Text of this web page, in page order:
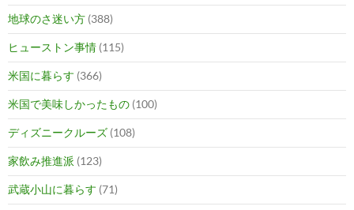
地球のさ迷い方 (388)
ヒューストン事情 (115)
米国に暮らす (366)
米国で美味しかったもの (100)
ディズニークルーズ (108)
家飲み推進派 (123)
武蔵小山に暮らす (71)